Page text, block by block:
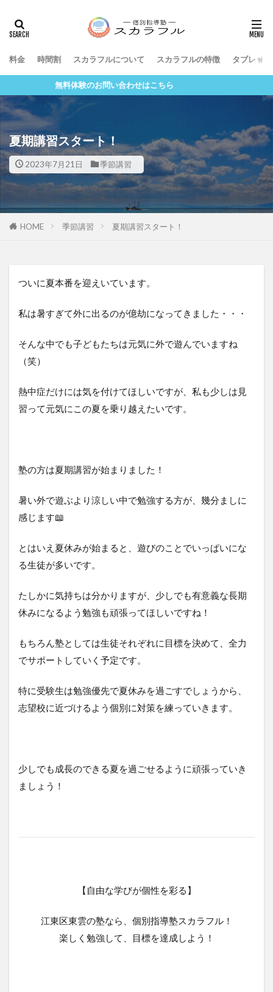
料金 時間割 スカラフルについて スカラフルの特徴 タブレッ
無料体験のお問い合わせはこちら
夏期講習スタート！
2023年7月21日 季節講習
HOME 季節講習 夏期講習スタート！
ついに夏本番を迎えいています。
私は暑すぎて外に出るのが億劫になってきました・・・
そんな中でも子どもたちは元気に外で遊んでいますね
（笑）
熱中症だけには気を付けてほしいですが、私も少しは見
習って元気にこの夏を乗り越えたいです。
塾の方は夏期講習が始まりました！
暑い外で遊ぶより涼しい中で勉強する方が、幾分ましに
感じます📖
とはいえ夏休みが始まると、遊びのことでいっぱいにな
る生徒が多いです。
たしかに気持ちは分かりますが、少しでも有意義な長期
休みになるよう勉強も頑張ってほしいですね！
もちろん塾としては生徒それぞれに目標を決めて、全力
でサポートしていく予定です。
特に受験生は勉強優先で夏休みを過ごすでしょうから、
志望校に近づけるよう個別に対策を練っていきます。
少しでも成長のできる夏を過ごせるように頑張っていき
ましょう！
【自由な学びが個性を彩る】
江東区東雲の塾なら、個別指導塾スカラフル！
楽しく勉強して、目標を達成しよう！